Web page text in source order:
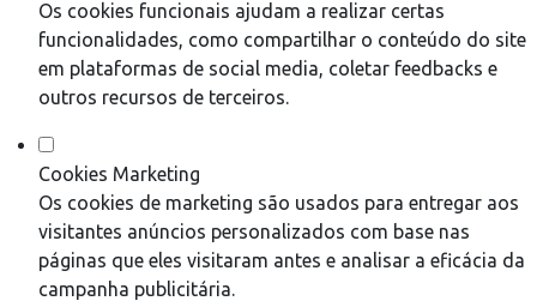
Os cookies funcionais ajudam a realizar certas
funcionalidades, como compartilhar o conteúdo do site
em plataformas de social media, coletar feedbacks e
outros recursos de terceiros.
Cookies Marketing
Os cookies de marketing são usados para entregar aos
visitantes anúncios personalizados com base nas
páginas que eles visitaram antes e analisar a eficácia da
campanha publicitária.